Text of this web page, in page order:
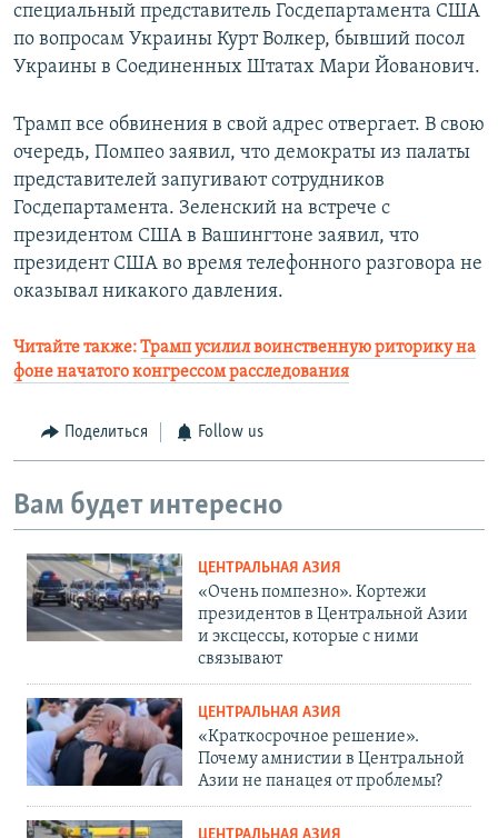
специальный представитель Госдепартамента США
по вопросам Украины Курт Волкер, бывший посол
Украины в Соединенных Штатах Мари Йованович.
Трамп все обвинения в свой адрес отвергает. В свою
очередь, Помпео заявил, что демократы из палаты
представителей запугивают сотрудников
Госдепартамента. Зеленский на встрече с
президентом США в Вашингтоне заявил, что
президент США во время телефонного разговора не
оказывал никакого давления.
Читайте также:Трамп усилил воинственную риторику на
фоне начатого конгрессом расследования
Поделиться Follow us
Вам будет интересно
ЦЕНТРАЛЬНАЯ АЗИЯ
«Очень помпезно». Кортежи
президентов в Центральной Азии
и эксцессы, которые с ними
связывают
ЦЕНТРАЛЬНАЯ АЗИЯ
«Краткосрочное решение».
Почему амнистии в Центральной
Азии не панацея от проблемы?